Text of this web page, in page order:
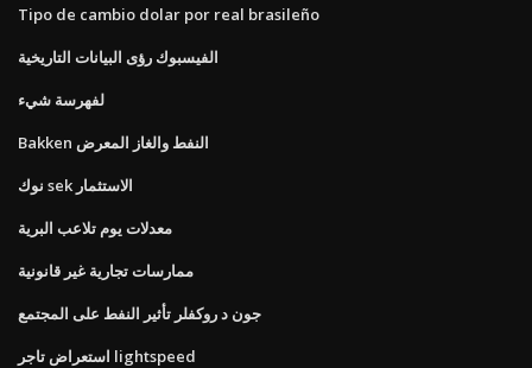
Tipo de cambio dolar por real brasileño
الفيسبوك رؤى البيانات التاريخية
لفهرسة شيء
Bakken النفط والغاز المعرض
نوك sek الاستثمار
معدلات يوم تلاعب البرية
ممارسات تجارية غير قانونية
جون د روكفلر تأثير النفط على المجتمع
استعراض تاجر lightspeed